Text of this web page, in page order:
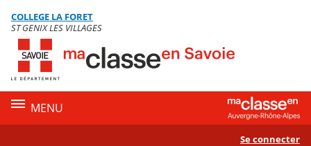
Menu de la rubrique
Contenu
COLLEGE LA FORET
ST GENIX LES VILLAGES
MENU
Se connecter